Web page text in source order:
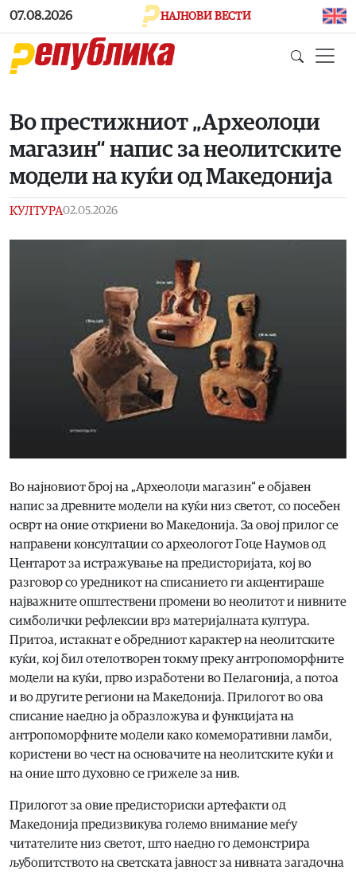
Skip to main content
07.08.2026 НАЈНОВИ ВЕСТИ
Во престижниот „Археолоџи
магазин“ напис за неолитските
модели на куќи од Македонија
КУЛТУРА02.05.2026
Во најновиот број на „Археолоџи магазин“ е објавен
напис за древните модели на куќи низ светот, со посебен
осврт на оние откриени во Македонија. За овој прилог се
направени консултации со археологот Гоце Наумов од
Центарот за истражување на предисторијата, кој во
разговор со уредникот на списанието ги акцентираше
најважните општествени промени во неолитот и нивните
симболички рефлексии врз материјалната култура.
Притоа, истакнат е обредниот карактер на неолитските
куќи, кој бил отелотворен токму преку антропоморфните
модели на куќи, прво изработени во Пелагонија, а потоа
и во другите региони на Македонија. Прилогот во ова
списание наедно ја образложува и функцијата на
антропоморфните модели како комеморативни ламби,
користени во чест на основачите на неолитските куќи и
на оние што духовно се грижеле за нив.
Прилогот за овие предисториски артефакти од
Македонија предизвикува големо внимание меѓу
читателите низ светот, што наедно го демонстрира
љубопитството на светската јавност за нивната загадочна